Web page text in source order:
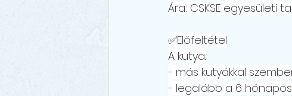
Ára: CSKSE egyesületi
✅Előfeltétel
A kutya..
- más kutyákkal
- legalább a 6